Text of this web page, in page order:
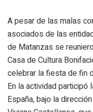
A pesar de las malas
asociados de las
de Matanzas se
Casa de Cultura
celebrar la fiesta de fin
En la actividad participó
España, bajo la